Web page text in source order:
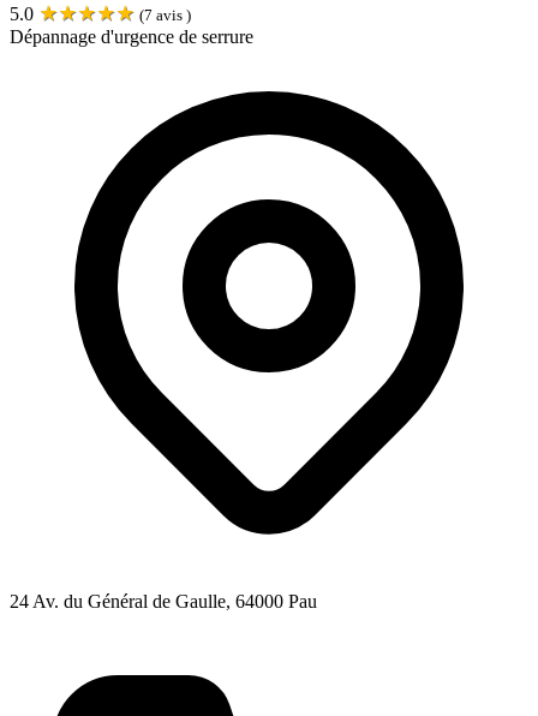
5.0 ★★★★★ (7 avis )
Dépannage d'urgence de serrure
24 Av. du Général de Gaulle, 64000 Pau